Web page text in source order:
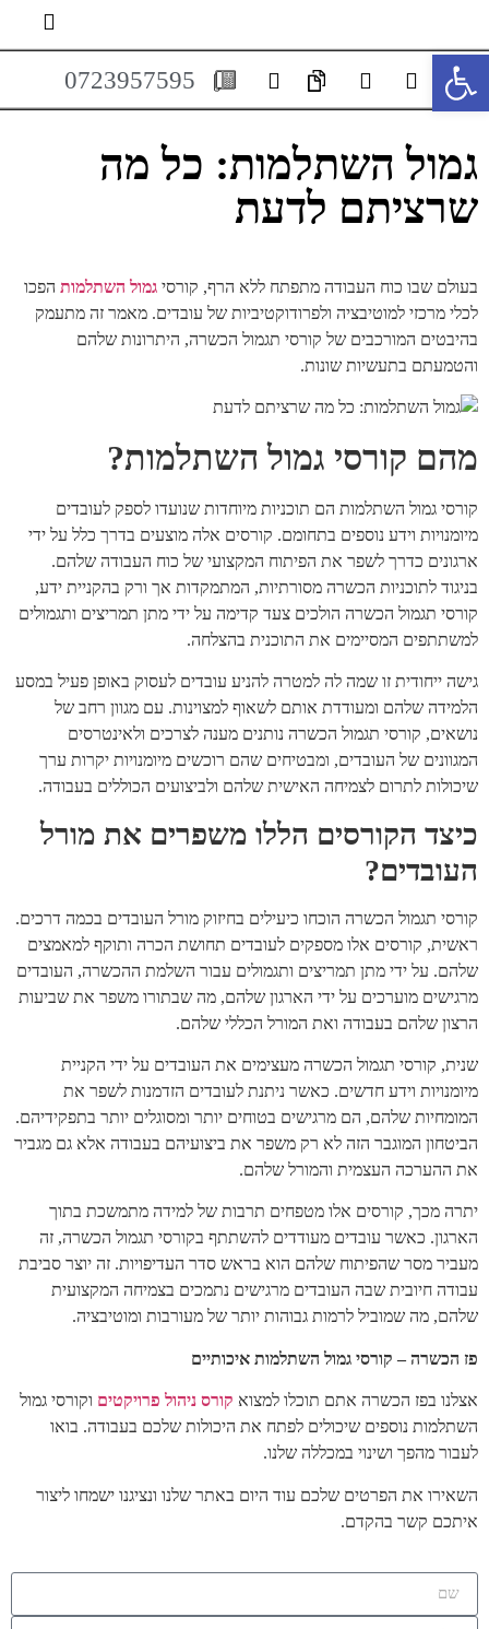
0723957595
גמול השתלמות: כל מה
שרציתם לדעת
בעולם שבו כוח העבודה מתפתח ללא הרף, קורסי גמול השתלמות הפכו
לכלי מרכזי למוטיבציה ולפרודוקטיביות של עובדים. מאמר זה מתעמק
בהיבטים המורכבים של קורסי תגמול הכשרה, היתרונות שלהם
והטמעתם בתעשיות שונות.
מהם קורסי גמול השתלמות?
קורסי גמול השתלמות הם תוכניות מיוחדות שנועדו לספק לעובדים
מיומנויות וידע נוספים בתחומם. קורסים אלה מוצעים בדרך כלל על ידי
ארגונים כדרך לשפר את הפיתוח המקצועי של כוח העבודה שלהם.
בניגוד לתוכניות הכשרה מסורתיות, המתמקדות אך ורק בהקניית ידע,
קורסי תגמול הכשרה הולכים צעד קדימה על ידי מתן תמריצים ותגמולים
למשתתפים המסיימים את התוכנית בהצלחה.
גישה ייחודית זו שמה לה למטרה להניע עובדים לעסוק באופן פעיל במסע
הלמידה שלהם ומעודדת אותם לשאוף למצוינות. עם מגוון רחב של
נושאים, קורסי תגמול הכשרה נותנים מענה לצרכים ולאינטרסים
המגוונים של העובדים, ומבטיחים שהם רוכשים מיומנויות יקרות ערך
שיכולות לתרום לצמיחה האישית שלהם ולביצועים הכוללים בעבודה.
כיצד הקורסים הללו משפרים את מורל
העובדים?
קורסי תגמול הכשרה הוכחו כיעילים בחיזוק מורל העובדים בכמה דרכים.
ראשית, קורסים אלו מספקים לעובדים תחושת הכרה ותוקף למאמצים
שלהם. על ידי מתן תמריצים ותגמולים עבור השלמת ההכשרה, העובדים
מרגישים מוערכים על ידי הארגון שלהם, מה שבתורו משפר את שביעות
הרצון שלהם בעבודה ואת המורל הכללי שלהם.
שנית, קורסי תגמול הכשרה מעצימים את העובדים על ידי הקניית
מיומנויות וידע חדשים. כאשר ניתנת לעובדים הזדמנות לשפר את
המומחיות שלהם, הם מרגישים בטוחים יותר ומסוגלים יותר בתפקידיהם.
הביטחון המוגבר הזה לא רק משפר את ביצועיהם בעבודה אלא גם מגביר
את ההערכה העצמית והמורל שלהם.
יתרה מכך, קורסים אלו מטפחים תרבות של למידה מתמשכת בתוך
הארגון. כאשר עובדים מעודדים להשתתף בקורסי תגמול הכשרה, זה
מעביר מסר שהפיתוח שלהם הוא בראש סדר העדיפויות. זה יוצר סביבת
עבודה חיובית שבה העובדים מרגישים נתמכים בצמיחה המקצועית
שלהם, מה שמוביל לרמות גבוהות יותר של מעורבות ומוטיבציה.
פז הכשרה – קורסי גמול השתלמות איכותיים
אצלנו בפז הכשרה אתם תוכלו למצוא קורס ניהול פרויקטים וקורסי גמול
השתלמות נוספים שיכולים לפתח את היכולות שלכם בעבודה. בואו
לעבור מהפך ושינוי במכללה שלנו.
השאירו את הפרטים שלכם עוד היום באתר שלנו ונציגנו ישמחו ליצור
איתכם קשר בהקדם.
פתח סרגל נגישות